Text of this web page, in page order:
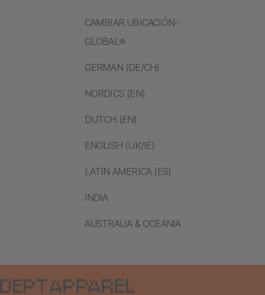
CAMBIAR UBICACIÓN
GLOBAL
GERMAN (DE/CH)
NORDICS (EN)
DUTCH (EN)
ENGLISH (UK/IE)
LATIN AMERICA (ES)
INDIA
AUSTRALIA & OCEANIA